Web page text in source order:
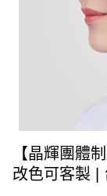
【晶輝團體